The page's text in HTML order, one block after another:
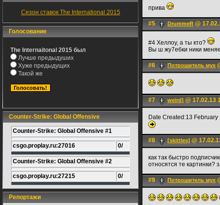
Сезон ставок The International 2015
Голосование
The Internaitonal 2015 был
Лучше предыдуших
Хуже предыдущих
Такой же
Counter-Strike: Global Offensive
Counter-Strike: Global Offensive #1
csgo.proplay.ru:27016 0/
Counter-Strike: Global Offensive #2
csgo.proplay.ru:27215 0/
Репортажи
прива
#5 DrummeR @
#4 Хеллоу, а ты кто?
Вы ш жу7ебки ники
#6 Потрошитель мух
#7 weird] @ 17.02.13
Date Created:13 February
#8 [skittles] @
как так быстро
относятся те картинки?
#9 Потрошитель мух